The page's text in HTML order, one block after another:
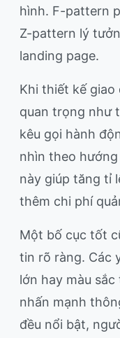
hình. F-pattern
Z-pattern lý
landing page.
Khi thiết kế
quan trọng như
kêu gọi hành
nhìn theo
này giúp tăng tỉ
thêm chi phí
Một bố cục tốt
tin rõ ràng. Các
lớn hay màu
nhấn mạnh
đều nổi bật,